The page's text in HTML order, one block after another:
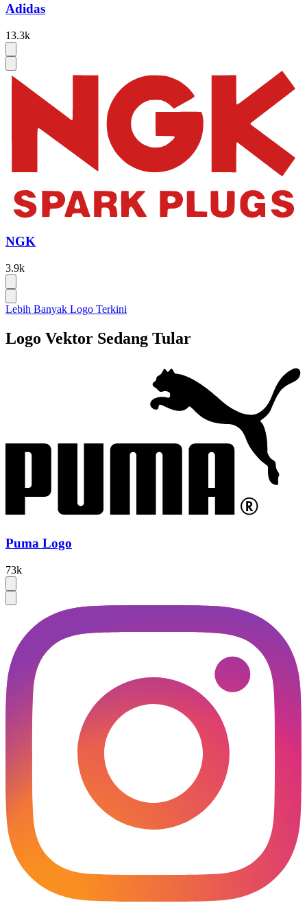
Adidas
13.3k
NGK
3.9k
Lebih Banyak Logo Terkini
Logo Vektor Sedang Tular
Puma Logo
73k